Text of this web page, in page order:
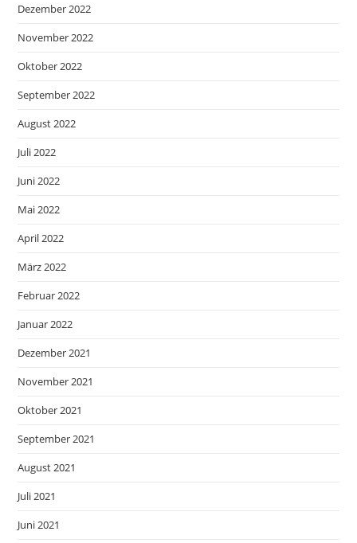
Dezember 2022
November 2022
Oktober 2022
September 2022
August 2022
Juli 2022
Juni 2022
Mai 2022
April 2022
März 2022
Februar 2022
Januar 2022
Dezember 2021
November 2021
Oktober 2021
September 2021
August 2021
Juli 2021
Juni 2021